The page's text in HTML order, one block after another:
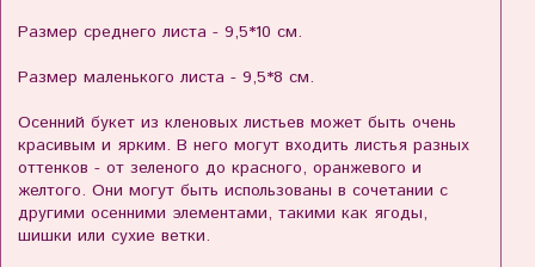
Размер среднего листа - 9,5*10 см.
Размер маленького листа - 9,5*8 см.
Осенний букет из кленовых листьев может быть очень
красивым и ярким. В него могут входить листья разных
оттенков - от зеленого до красного, оранжевого и
желтого. Они могут быть использованы в сочетании с
другими осенними элементами, такими как ягоды,
шишки или сухие ветки.